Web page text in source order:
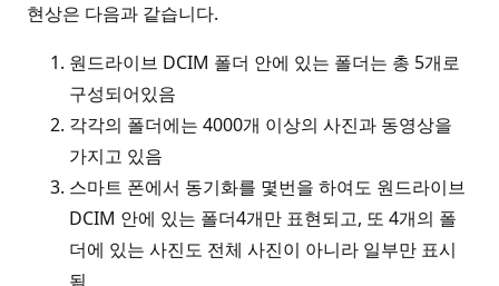
현상은 다음과 같습니다.
원드라이브 DCIM 폴더 안에 있는 폴더는 총 5개로
구성되어있음
각각의 폴더에는 4000개 이상의 사진과 동영상을
가지고 있음
스마트 폰에서 동기화를 몇번을 하여도 원드라이브
DCIM 안에 있는 폴더4개만 표현되고, 또 4개의 폴
더에 있는 사진도 전체 사진이 아니라 일부만 표시
됨